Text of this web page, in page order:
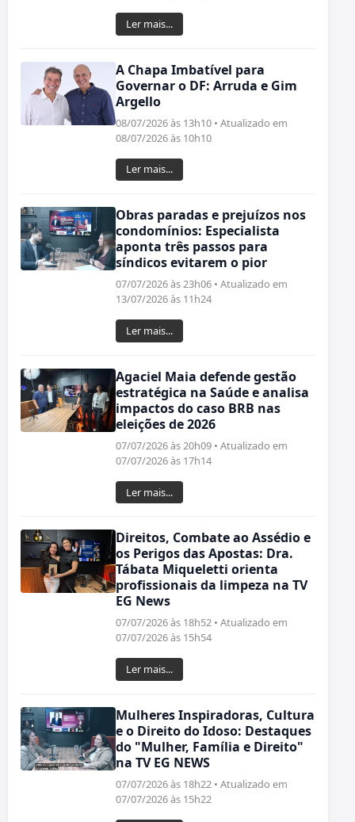
Ler mais...
A Chapa Imbatível para
Governar o DF: Arruda e Gim
Argello
08/07/2026 às 13h10 • Atualizado em
08/07/2026 às 10h10
Ler mais...
Obras paradas e prejuízos nos
condomínios: Especialista
aponta três passos para
síndicos evitarem o pior
07/07/2026 às 23h06 • Atualizado em
13/07/2026 às 11h24
Ler mais...
Agaciel Maia defende gestão
estratégica na Saúde e analisa
impactos do caso BRB nas
eleições de 2026
07/07/2026 às 20h09 • Atualizado em
07/07/2026 às 17h14
Ler mais...
Direitos, Combate ao Assédio e
os Perigos das Apostas: Dra.
Tábata Miqueletti orienta
profissionais da limpeza na TV
EG News
07/07/2026 às 18h52 • Atualizado em
07/07/2026 às 15h54
Ler mais...
Mulheres Inspiradoras, Cultura
e o Direito do Idoso: Destaques
do "Mulher, Família e Direito"
na TV EG NEWS
07/07/2026 às 18h22 • Atualizado em
07/07/2026 às 15h22